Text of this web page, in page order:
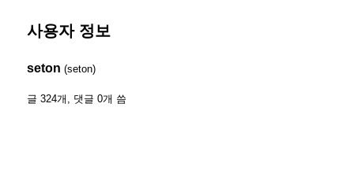
사용자 정보
seton (seton)
글 324개, 댓글 0개 씀